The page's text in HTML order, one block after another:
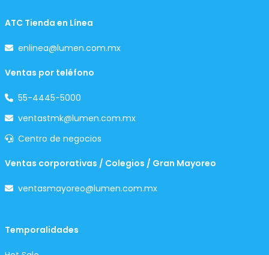
ATC Tienda en Línea
enlinea@lumen.com.mx
Ventas por teléfono
55-4445-5000
ventastmk@lumen.com.mx
Centro de negocios
Ventas corporativas / Colegios / Gran Mayoreo
ventasmayoreo@lumen.com.mx
Temporalidades